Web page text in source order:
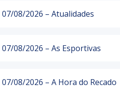
07/08/2026 – Atualidades
07/08/2026 – As Esportivas
07/08/2026 – A Hora do Recado